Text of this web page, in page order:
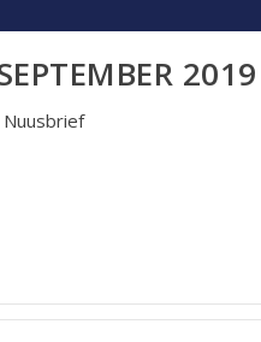
2019
Nuusbrief